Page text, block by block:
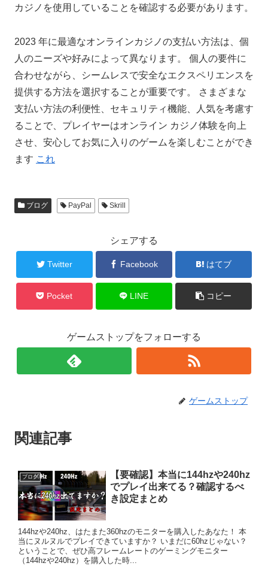
カジノを使用していることを確認する必要があります。
2023 年に最適なオンラインカジノの支払い方法は、個
人のニーズや好みによって異なります。 個人の要件に
合わせながら、シームレスで安全なエクスペリエンスを
提供する方法を選択することが重要です。 さまざまな
支払い方法の利便性、セキュリティ機能、人気を考慮す
ることで、プレイヤーはオンライン カジノ体験を向上
させ、安心してお気に入りのゲームを楽しむことができ
ます これ
ブログ PayPal Skrill
シェアする
Twitter Facebook はてブ
Pocket LINE コピー
ゲームストップをフォローする
ゲームストップ
関連記事
ブログ
【要確認】本当に144hzや240hz
でプレイ出来てる？確認するべ
き設定まとめ
144hzや240hz、はたまた360hzのモニターを購入したあなた！ 本
当にヌルヌルでプレイできていますか？ いまだに60hzじゃない？
ということで、ぜひ高フレームレートのゲーミングモニター
（144hzや240hz）を購入した時...